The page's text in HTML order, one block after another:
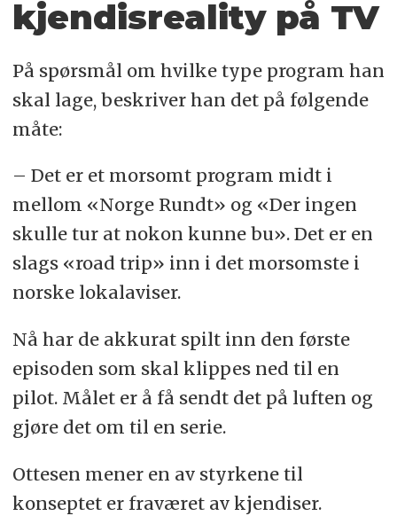
kjendisreality på TV
På spørsmål om hvilke type program han
skal lage, beskriver han det på følgende
måte:
– Det er et morsomt program midt i
mellom «Norge Rundt» og «Der ingen
skulle tur at nokon kunne bu». Det er en
slags «road trip» inn i det morsomste i
norske lokalaviser.
Nå har de akkurat spilt inn den første
episoden som skal klippes ned til en
pilot. Målet er å få sendt det på luften og
gjøre det om til en serie.
Ottesen mener en av styrkene til
konseptet er fraværet av kjendiser.